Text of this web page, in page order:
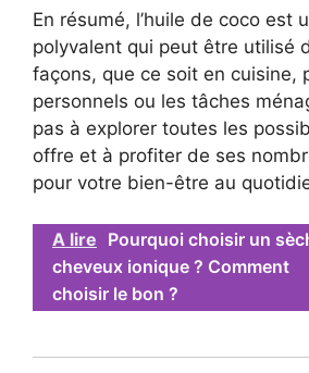
En résumé, l’huile de coco est
polyvalent qui peut être utilisé
façons, que ce soit en cuisine,
personnels ou les tâches
pas à explorer toutes les
offre et à profiter de ses
pour votre bien-être au
A lire Pourquoi choisir un
cheveux ionique ? Comment
choisir le bon ?